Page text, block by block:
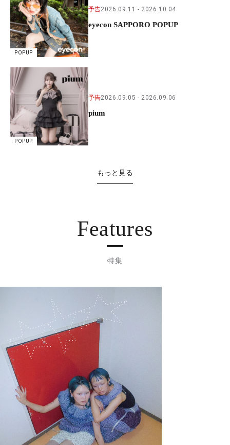
POPUP
予告2026.09.11 2026.10.04
eyecon SAPPORO POPUP
POPUP
予告2026.09.05 2026.09.06
pium
もっと見る
Features
特集